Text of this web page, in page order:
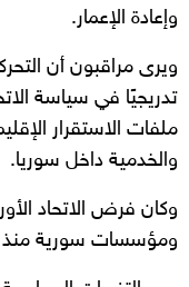
وإعادة الإعمار.
ويرى مراقبون أن
تدريجيًا في سياسة
ملفات الاستقرار
والخدمية داخل سوريا.
وكان فرض الاتحاد
ومؤسسات سورية منذ عام 2011 على خلفية الأزمة